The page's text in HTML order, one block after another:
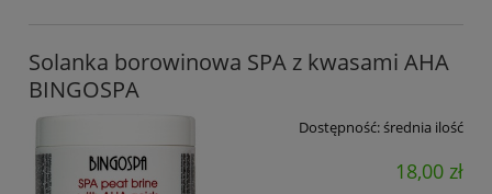
Solanka borowinowa SPA z kwasami AHA
BINGOSPA
Dostępność:średnia ilość
18,00 zł